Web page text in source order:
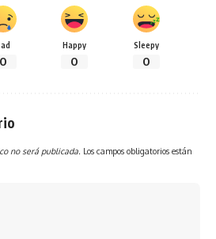
0
Happy
0
Sleepy
0
no será publicada. Los campos obligatorios están